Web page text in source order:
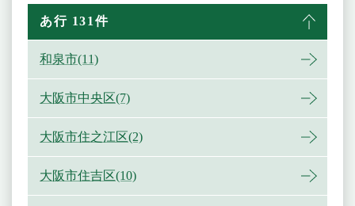
あ行 131件
和泉市(11)
大阪市中央区(7)
大阪市住之江区(2)
大阪市住吉区(10)